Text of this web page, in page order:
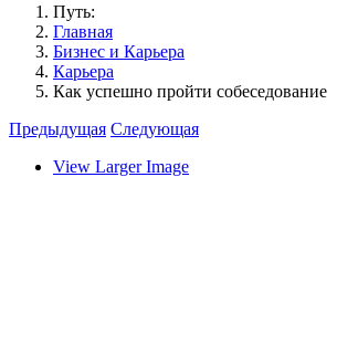
Путь:
Главная
Бизнес и Карьера
Карьера
Как успешно пройти собеседование
Предыдущая Следующая
View Larger Image